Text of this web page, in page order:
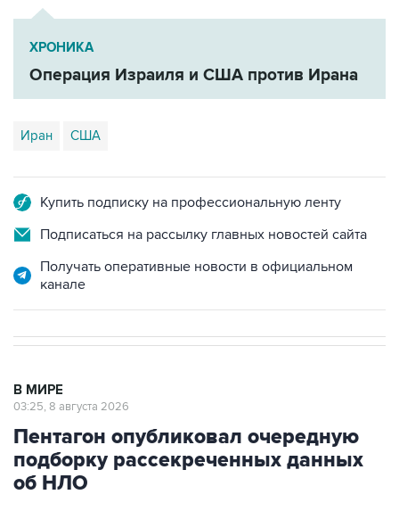
ХРОНИКА
Операция Израиля и США против Ирана
Иран США
Купить подписку на профессиональную ленту
Подписаться на рассылку главных новостей сайта
Получать оперативные новости в официальном
канале
В МИРЕ
03:25, 8 августа 2026
Пентагон опубликовал очередную
подборку рассекреченных данных
об НЛО